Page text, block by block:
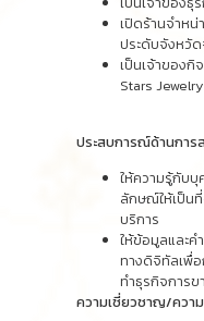
เปิดร้านจำห
ประดับจังหวั
เป็นเจ้าของ
Stars Jewelry
ประสบการณ์ด้านการ
ให้ความรู้กับบุ
ลักษณ์ให้เป็น
บริการ
ให้ข้อมูลและค
ทางดิจิทัลเพื่
ทำธุรกิจการ
ความเชี่ยวชาญ/ควา